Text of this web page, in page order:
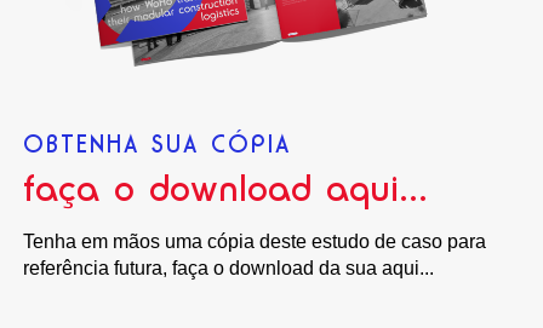
OBTENHA SUA CÓPIA
faça o download aqui...
Tenha em mãos uma cópia deste estudo de caso para
referência futura, faça o download da sua aqui...